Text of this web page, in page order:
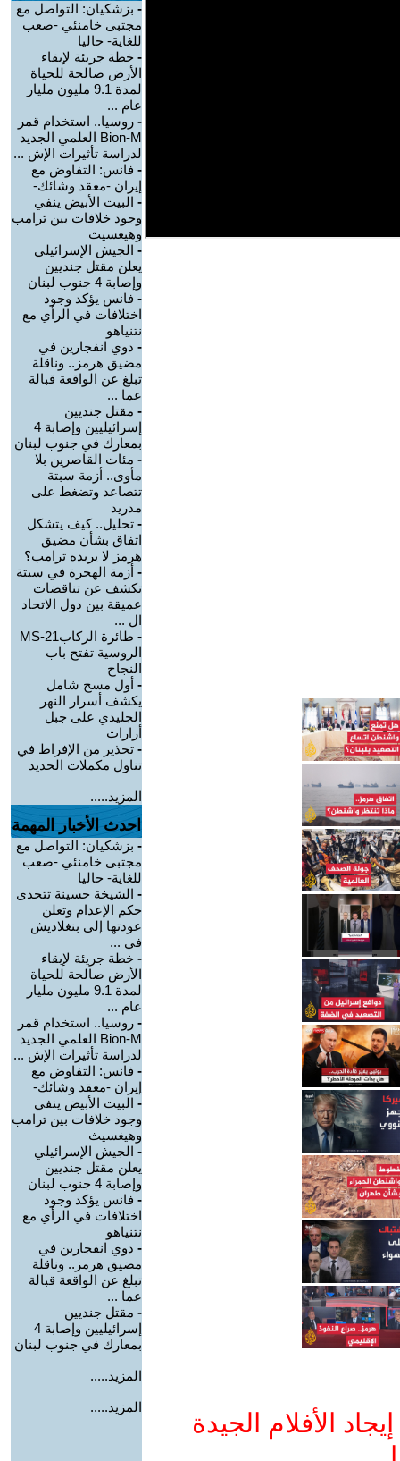
الأفلام الجيدة
- بزشكيان: التواصل مع
مجتبى خامنئي -صعب
للغاية- حاليا
- خطة جريئة لإبقاء
الأرض صالحة للحياة
لمدة 9.1 مليون مليار
عام ...
- روسيا.. استخدام قمر
Bion-M العلمي الجديد
لدراسة تأثيرات الإش ...
- فانس: التفاوض مع
إيران -معقد وشائك-
- البيت الأبيض ينفي
وجود خلافات بين ترامب
وهيغسيث
- الجيش الإسرائيلي
يعلن مقتل جنديين
وإصابة 4 جنوب لبنان
- فانس يؤكد وجود
اختلافات في الرأي مع
نتنياهو
- دوي انفجارين في
مضيق هرمز.. وناقلة
تبلغ عن الواقعة قبالة
عما ...
- مقتل جنديين
إسرائيليين وإصابة 4
بمعارك في جنوب لبنان
- مئات القاصرين بلا
مأوى.. أزمة سبتة
تتصاعد وتضغط على
مدريد
- تحليل.. كيف يتشكل
اتفاق بشأن مضيق
هرمز لا يريده ترامب؟
- أزمة الهجرة في سبتة
تكشف عن تناقضات
عميقة بين دول الاتحاد
ال ...
-
طائرة الركابMS-21
الروسية تفتح باب
النجاح
- أول مسح شامل
يكشف أسرار النهر
الجليدي على جبل
أرارات
- تحذير من الإفراط في
تناول مكملات الحديد
المزيد.....
احدث الأخبار المهمة
- بزشكيان: التواصل مع
مجتبى خامنئي -صعب
للغاية- حاليا
- الشيخة حسينة تتحدى
حكم الإعدام وتعلن
عودتها إلى بنغلاديش
في ...
- خطة جريئة لإبقاء
الأرض صالحة للحياة
لمدة 9.1 مليون مليار
عام ...
- روسيا.. استخدام قمر
Bion-M العلمي الجديد
لدراسة تأثيرات الإش ...
- فانس: التفاوض مع
إيران -معقد وشائك-
- البيت الأبيض ينفي
وجود خلافات بين ترامب
وهيغسيث
- الجيش الإسرائيلي
يعلن مقتل جنديين
وإصابة 4 جنوب لبنان
- فانس يؤكد وجود
اختلافات في الرأي مع
نتنياهو
- دوي انفجارين في
مضيق هرمز.. وناقلة
تبلغ عن الواقعة قبالة
عما ...
- مقتل جنديين
إسرائيليين وإصابة 4
بمعارك في جنوب لبنان
المزيد.....
المزيد.....